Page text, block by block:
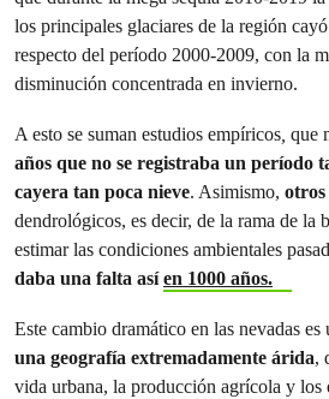
los principales glaciares de la región
respecto del período 2000-2009, con la
disminución concentrada en invierno.
A esto se suman estudios empíricos, que
años que no se registraba un período
cayera tan poca nieve. Asimismo, otros
dendrológicos, es decir, de la rama de la
estimar las condiciones ambientales
daba una falta asíen 1000 años.
Este cambio dramático en las nevadas es
una geografía extremadamente árida,
vida urbana, la producción agrícola y los